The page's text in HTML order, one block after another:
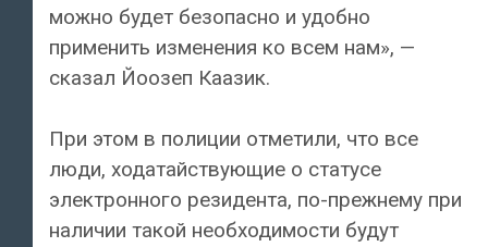
можно будет безопасно и удобно
применить изменения ко всем нам», —
сказал Йоозеп Каазик.
При этом в полиции отметили, что все
люди, ходатайствующие о статусе
электронного резидента, по-прежнему при
наличии такой необходимости будут